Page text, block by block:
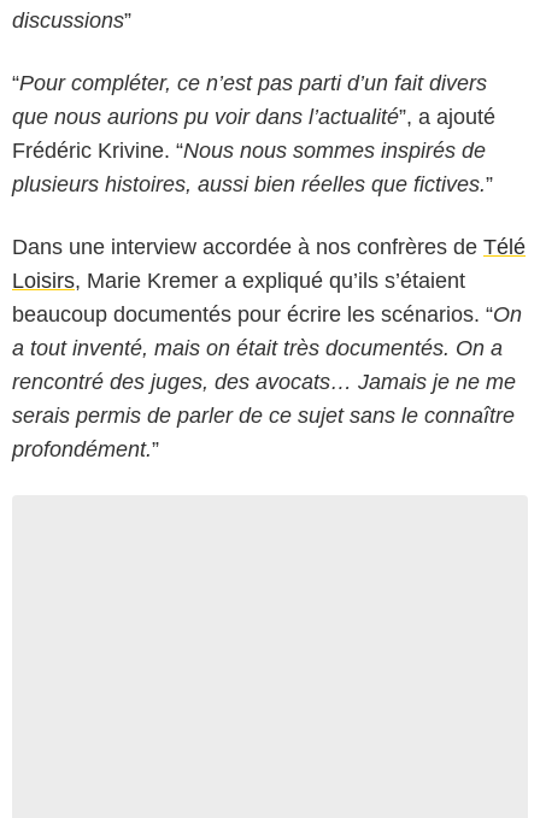
discussions”
“Pour compléter, ce n’est pas parti d’un fait divers
que nous aurions pu voir dans l’actualité”, a ajouté
Frédéric Krivine. “Nous nous sommes inspirés de
plusieurs histoires, aussi bien réelles que fictives.”
Dans une interview accordée à nos confrères de Télé
Loisirs, Marie Kremer a expliqué qu’ils s’étaient
beaucoup documentés pour écrire les scénarios. “On
a tout inventé, mais on était très documentés. On a
rencontré des juges, des avocats… Jamais je ne me
serais permis de parler de ce sujet sans le connaître
profondément.”